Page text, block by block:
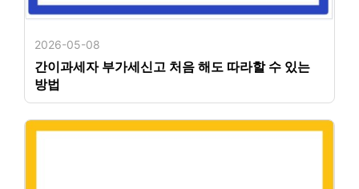
2026-05-08
간이과세자 부가세신고 처음 해도 따라할 수 있는
방법